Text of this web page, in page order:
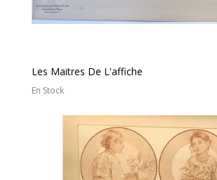
Les Maitres De L'affiche
En Stock